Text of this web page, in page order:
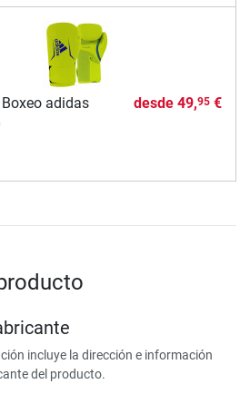
adidas
desde 49,95€
incluye la dirección e información
del producto.